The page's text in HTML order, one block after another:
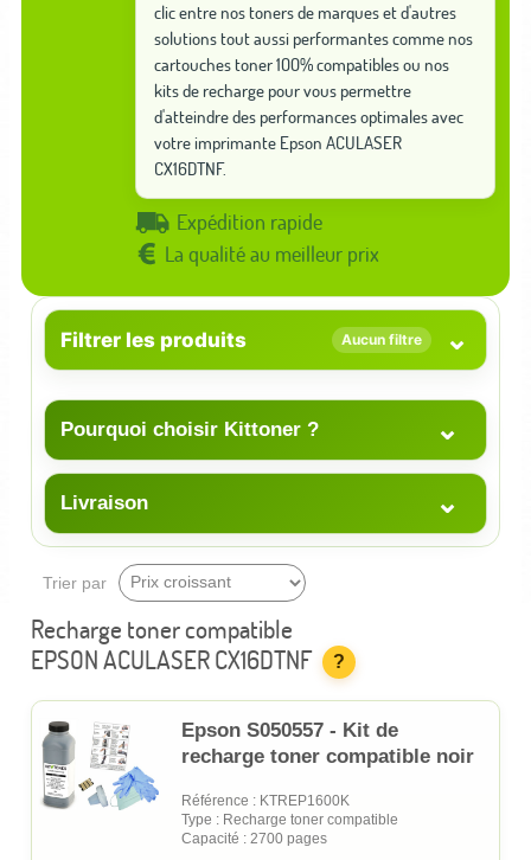
clic entre nos toners de marques et d'autres
solutions tout aussi performantes comme nos
cartouches toner 100% compatibles ou nos
kits de recharge pour vous permettre
d'atteindre des performances optimales avec
votre imprimante Epson ACULASER
CX16DTNF.
Expédition rapide
La qualité au meilleur prix
Filtrer les produits Aucun filtre ⌄
Pourquoi choisir Kittoner ? ⌄
Livraison ⌄
Trier par
Recharge toner compatible
EPSON ACULASER CX16DTNF
?
Epson S050557 - Kit de
recharge toner compatible noir
Référence : KTREP1600K
Type : Recharge toner compatible
Capacité : 2700 pages